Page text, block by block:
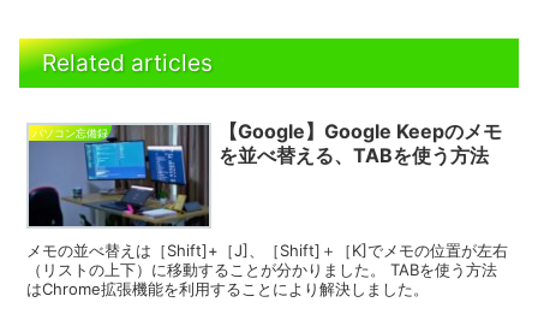
Related articles
パソコン忘備録
【Google】Google Keepのメモ
を並べ替える、TABを使う方法
メモの並べ替えは［Shift]+［J]、［Shift]＋［K]でメモの位置が左右
（リストの上下）に移動することが分かりました。 TABを使う方法
はChrome拡張機能を利用することにより解決しました。